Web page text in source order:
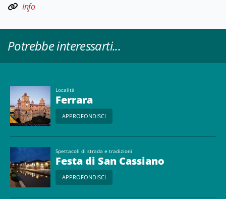
Info
Potrebbe interessarti...
Località
Ferrara
APPROFONDISCI
Spettacoli di strada e tradizioni
Festa di San Cassiano
APPROFONDISCI